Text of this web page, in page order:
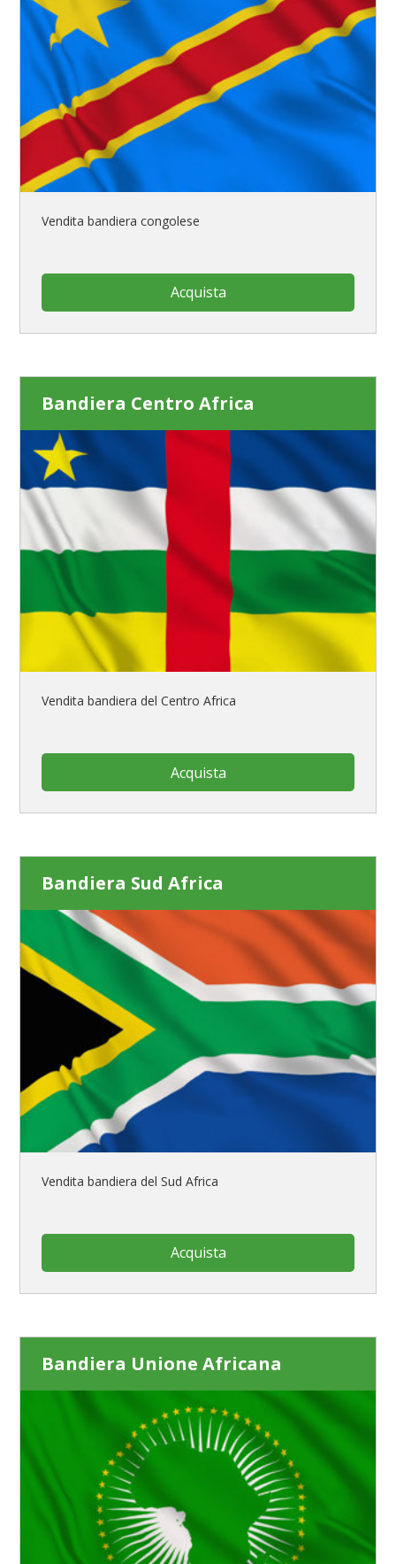
Vendita bandiera congolese
Acquista
Bandiera Centro Africa
Vendita bandiera del Centro Africa
Acquista
Bandiera Sud Africa
Vendita bandiera del Sud Africa
Acquista
Bandiera Unione Africana